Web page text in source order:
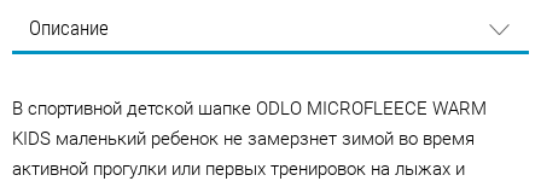
Описание
В спортивной детской шапке ODLO MICROFLEECE WARM
KIDS маленький ребенок не замерзнет зимой во время
активной прогулки или первых тренировок на лыжах и